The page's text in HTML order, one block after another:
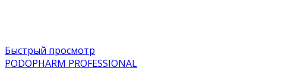
Быстрый просмотр
PODOPHARM PROFESSIONAL